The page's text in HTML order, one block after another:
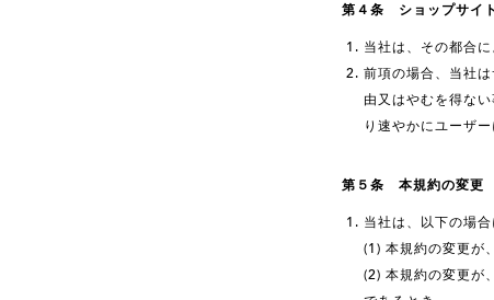
第４条 ショップサイ
当社は、その都合
前項の場合、当社
由又はやむを得な
り速やかにユーザ
第５条 本規約の変更
当社は、以下の場
(1) 本規約の変更が
(2) 本規約の変更が